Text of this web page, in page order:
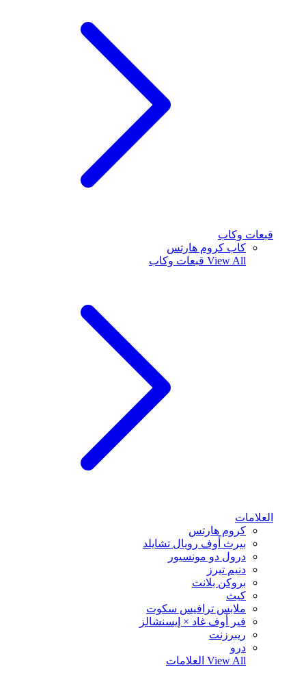
قبعات وكاب
كاب كروم هارتس
View All قبعات وكاب
العلامات
كروم هارتس
بيرث أوف رويال تشايلد
درول دو مونسيور
دنيم تيرز
بروكن بلانت
كيث
ملابس ترافيس سكوت
فير أوف غاد × إيسنشالز
ريبرزنت
درو
View All العلامات